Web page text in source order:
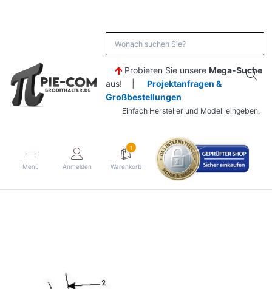
Probieren Sie unsere Mega-Suche
aus! | Projektanfragen &
Großbestellungen
Einfach Hersteller und Modell eingeben.
Menü Anmelden
1
Warenkorb